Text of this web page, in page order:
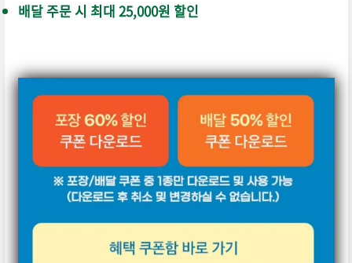
배달 주문 시 최대 25,000원 할인